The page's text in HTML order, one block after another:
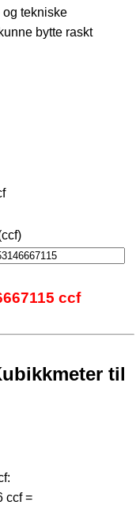
tekniske
bytte raskt
ccf
til
ccf =